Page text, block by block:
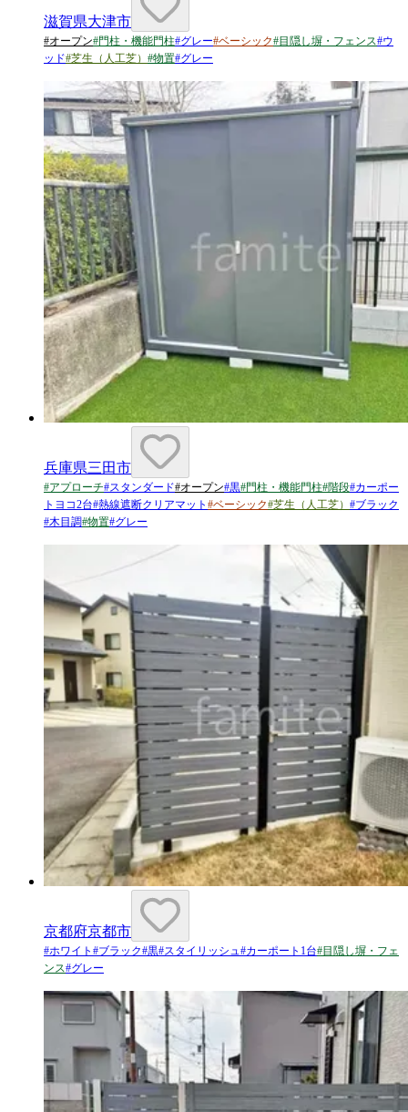
滋賀県大津市
#オープン#門柱・機能門柱#グレー#ベーシック#目隠し塀・フェンス#ウ
ッド#芝生（人工芝） #物置#グレー
兵庫県三田市
#アプローチ#スタンダード#オープン#黒#門柱・機能門柱#階段#カーポー
トヨコ2台#熱線遮断クリアマット #ベーシック#芝生（人工芝） #ブラック
#木目調#物置#グレー
京都府京都市
#ホワイト #ブラック#黒#スタイリッシュ#カーポート1台#目隠し塀・フェ
ンス#グレー